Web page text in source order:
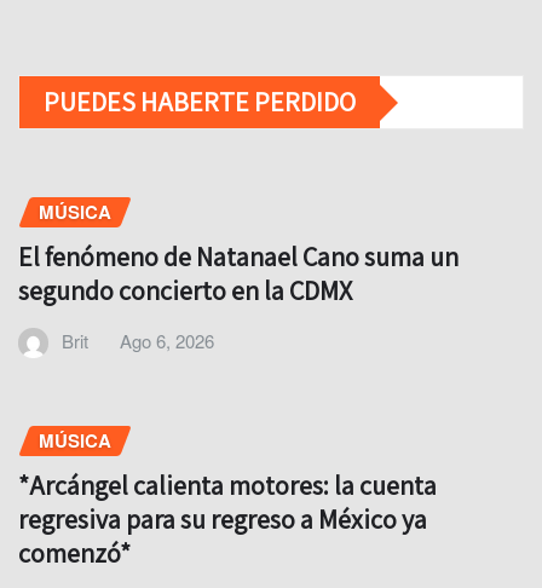
PUEDES HABERTE PERDIDO
MÚSICA
El fenómeno de Natanael Cano suma un
segundo concierto en la CDMX
Brit Ago 6, 2026
MÚSICA
*Arcángel calienta motores: la cuenta
regresiva para su regreso a México ya
comenzó*